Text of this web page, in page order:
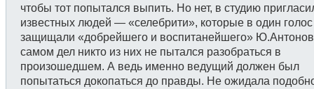
чтобы тот попытался выпить. Но нет, в студию
известных людей — «селебрити», которые в один голос
защищали «добрейшего и воспитанейшего»
самом дел никто из них не пытался разобраться в
произошедшем. А ведь именно ведущий должен был
попытаться докопаться до правды. Не ожидала